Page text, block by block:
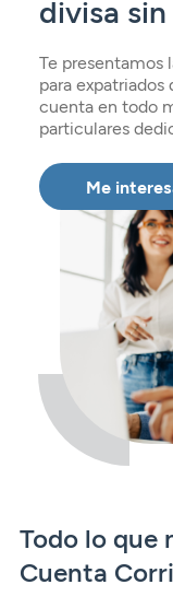
Servicios
Seguros
Seguros
Servicios
Expatriados
Planes de
Tarjetas
Seguros
divisa
Te presentamos
para expatriados
cuenta en todo
particulares
Me
Todo lo que
Cuenta